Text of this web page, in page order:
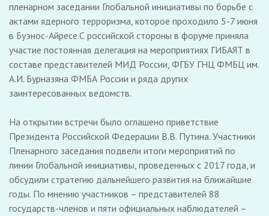
пленарном заседании Глобальной инициативы по борьбе с
актами ядерного терроризма, которое проходило 5-7 июня
в Буэнос-Айресе.С российской стороны в форуме приняла
участие постоянная делегация на мероприятиях ГИБАЯТ в
составе представителей МИД России, ФГБУ ГНЦ ФМБЦ им.
А.И. Бурназяна ФМБА России и ряда других
заинтересованных ведомств.
На открытии встречи было оглашено приветствие
Президента Российской Федерации В.В. Путина. Участники
Пленарного заседания подвели итоги мероприятий по
линии Глобальной инициативы, проведенных с 2017 года, и
обсудили стратегию дальнейшего развития на ближайшие
годы. По мнению участников – представителей 88
государств-членов и пяти официальных наблюдателей –